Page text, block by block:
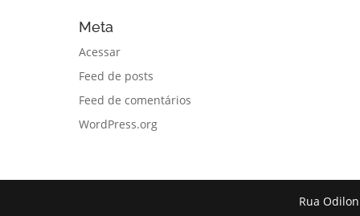
Meta
Acessar
Feed de posts
Feed de comentários
WordPress.org
Rua